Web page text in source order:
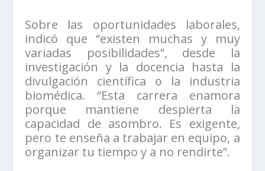
Sobre las oportunidades laborales,
indicó que “existen muchas y muy
variadas posibilidades”, desde la
investigación y la docencia hasta la
divulgación científica o la industria
biomédica. “Esta carrera enamora
porque mantiene despierta la
capacidad de asombro. Es exigente,
pero te enseña a trabajar en equipo, a
organizar tu tiempo y a no rendirte”.